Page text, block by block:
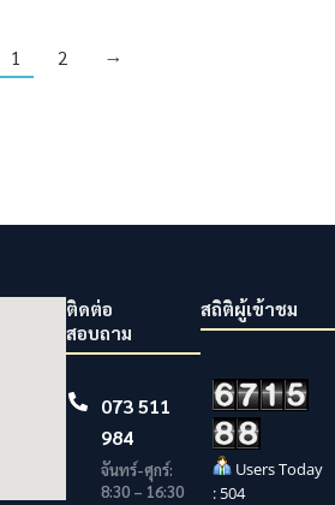
1 2 →
ติดต่อ
สอบถาม
073 511
984
จันทร์-ศุกร์:
8:30 – 16:30
สถิติผู้เข้าชม
Users Today
: 504